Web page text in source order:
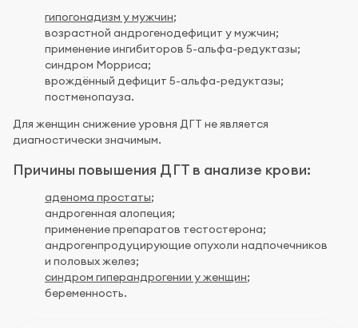
гипогонадизм у мужчин;
возрастной андрогенодефицит у мужчин;
применение ингибиторов 5-альфа-редуктазы;
синдром Морриса;
врождённый дефицит 5-альфа-редуктазы;
постменопауза.
Для женщин снижение уровня ДГТ не является
диагностически значимым.
Причины повышения ДГТ в анализе крови:
аденома простаты;
андрогенная алопеция;
применение препаратов тестостерона;
андрогенпродуцирующие опухоли надпочечников
и половых желез;
синдром гиперандрогении у женщин;
беременность.